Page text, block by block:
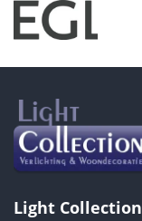
Light Collection